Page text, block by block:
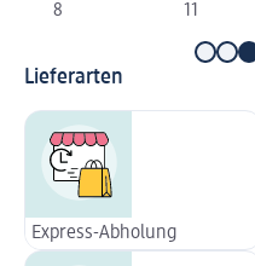
8 11
Lieferarten
Express-Abholung